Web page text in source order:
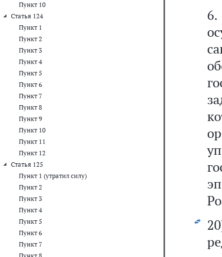
Пункт 10
Статья 124
Пункт 1
Пункт 2
Пункт 3
Пункт 4
Пункт 5
Пункт 6
Пункт 7
Пункт 8
Пункт 9
Пункт 10
Пункт 11
Пункт 12
Статья 125
Пункт 1 (утратил силу)
Пункт 2
Пункт 3
Пункт 4
Пункт 5
Пункт 6
Пункт 7